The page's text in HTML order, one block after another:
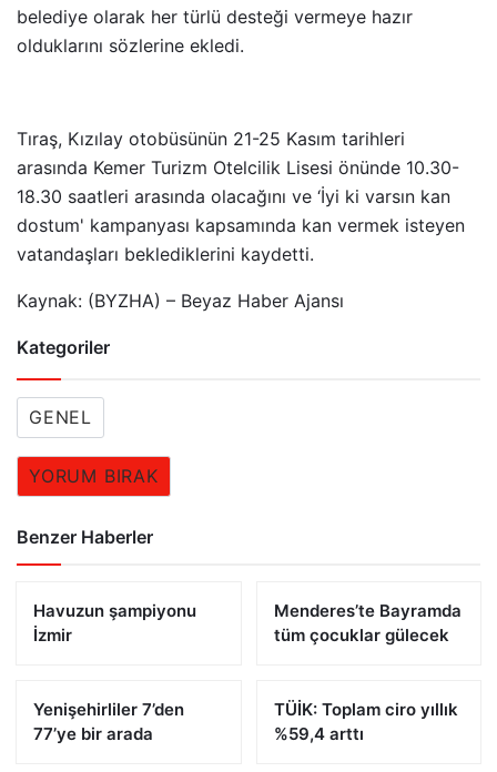
belediye olarak her türlü desteği vermeye hazır
olduklarını sözlerine ekledi.
Tıraş, Kızılay otobüsünün 21-25 Kasım tarihleri
arasında Kemer Turizm Otelcilik Lisesi önünde 10.30-
18.30 saatleri arasında olacağını ve ‘İyi ki varsın kan
dostum' kampanyası kapsamında kan vermek isteyen
vatandaşları beklediklerini kaydetti.
Kaynak: (BYZHA) – Beyaz Haber Ajansı
Kategoriler
GENEL
YORUM BIRAK
Benzer Haberler
Havuzun şampiyonu
İzmir
Menderes’te Bayramda
tüm çocuklar gülecek
Yenişehirliler 7’den
77’ye bir arada
TÜİK: Toplam ciro yıllık
%59,4 arttı